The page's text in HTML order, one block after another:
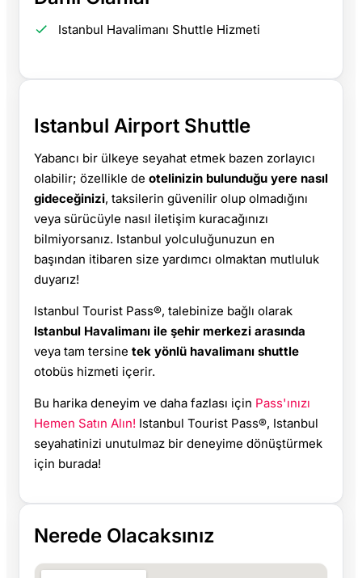
Istanbul Havalimanı Shuttle Hizmeti
Istanbul Airport Shuttle
Yabancı bir ülkeye seyahat etmek bazen zorlayıcı
olabilir; özellikle de otelinizin bulunduğu yere nasıl
gideceğinizi, taksilerin güvenilir olup olmadığını
veya sürücüyle nasıl iletişim kuracağınızı
bilmiyorsanız. Istanbul yolculuğunuzun en
başından itibaren size yardımcı olmaktan mutluluk
duyarız!
Istanbul Tourist Pass®, talebinize bağlı olarak
Istanbul Havalimanı ile şehir merkezi arasında
veya tam tersine tek yönlü havalimanı shuttle
otobüs hizmeti içerir.
Bu harika deneyim ve daha fazlası için Pass'ınızı
Hemen Satın Alın! Istanbul Tourist Pass®, Istanbul
seyahatinizi unutulmaz bir deneyime dönüştürmek
için burada!
Nerede Olacaksınız